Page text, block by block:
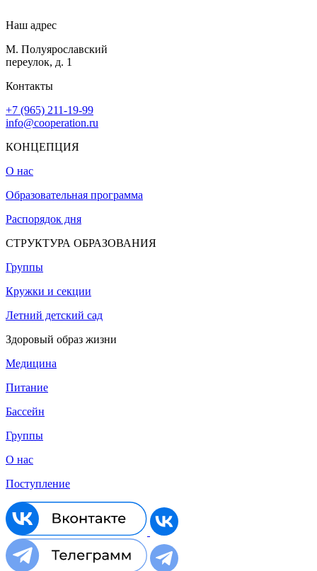
Наш адрес
М. Полуярославский
переулок, д. 1
Контакты
+7 (965) 211-19-99
info@cooperation.ru
КОНЦЕПЦИЯ
О нас
Образовательная программа
Распорядок дня
СТРУКТУРА ОБРАЗОВАНИЯ
Группы
Кружки и секции
Летний детский сад
Здоровый образ жизни
Медицина
Питание
Бассейн
Группы
О нас
Поступление